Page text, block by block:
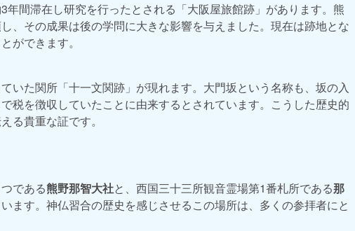
年間滞在し研究を行ったとされる「大阪屋旅館跡」があります。熊
、その成果は後の学問に大きな影響を与えました。現在は跡地とな
ができます。
いた関所「十一文関跡」が現れます。大門坂という名称も、坂の入
税を徴収していたことに由来するとされています。こうした歴史的
る貴重な証です。
である熊野那智大社と、西国三十三所観音霊場第1番札所である那
ます。神仏習合の歴史を感じさせるこの場所は、多くの参拝者にと